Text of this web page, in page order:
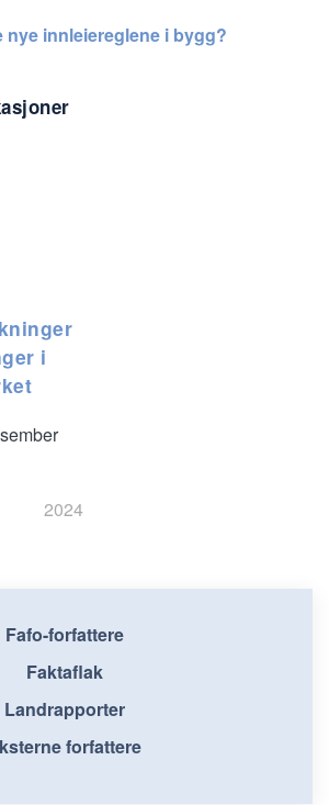
nye innleiereglene i bygg?
i
2024
Fafo-forfattere
Faktaflak
Landrapporter
forfattere